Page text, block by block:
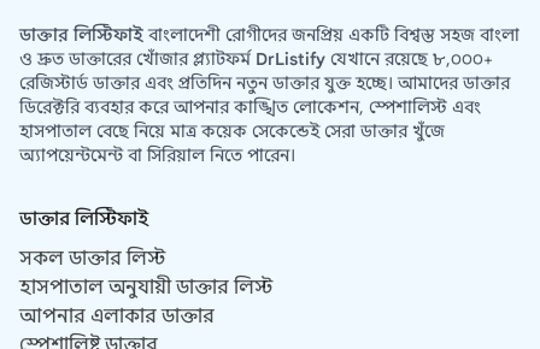
ডাক্তার লিস্টিফাইবাংলাদেশী রোগীদের জনপ্রিয় একটি বিশ্বস্ত সহজ বাংলা
ও দ্রুত ডাক্তারের খোঁজার প্ল্যাটফর্ম DrListify যেখানে রয়েছে ৮,০০০+
রেজিস্টার্ড ডাক্তার এবং প্রতিদিন নতুন ডাক্তার যুক্ত হচ্ছে। আমাদের ডাক্তার
ডিরেক্টরি ব্যবহার করে আপনার কাঙ্খিত লোকেশন, স্পেশালিস্ট এবং
হাসপাতাল বেছে নিয়ে মাত্র কয়েক সেকেন্ডেই সেরা ডাক্তার খুঁজে
অ্যাপয়েন্টমেন্ট বা সিরিয়াল নিতে পারেন।
ডাক্তার লিস্টিফাই
সকল ডাক্তার লিস্ট
হাসপাতাল অনুযায়ী ডাক্তার লিস্ট
আপনার এলাকার ডাক্তার